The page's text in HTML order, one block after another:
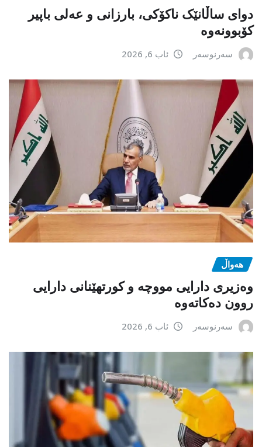
دوای ساڵانێک ناکۆکی، بارزانی و عەلی باپیر
کۆبوونەوە
سەرنوسەر ئاب 6, 2026
هەواڵ
وەزیری دارایی مووچە و کورتهێنانی دارایی
روون دەکاتەوە
سەرنوسەر ئاب 6, 2026